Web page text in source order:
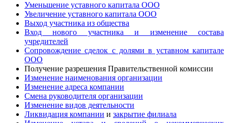
Уменьшение уставного капитала ООО
Увеличение уставного капитала ООО
Выход участника из общества
Вход нового участника и изменение состава
учредителей
Сопровождение сделок с долями в уставном капитале
ООО
Получение разрешения Правительственной комиссии
Изменение наименования организации
Изменение адреса компании
Смена руководителя организации
Изменение видов деятельности
Ликвидация компании и закрытие филиала